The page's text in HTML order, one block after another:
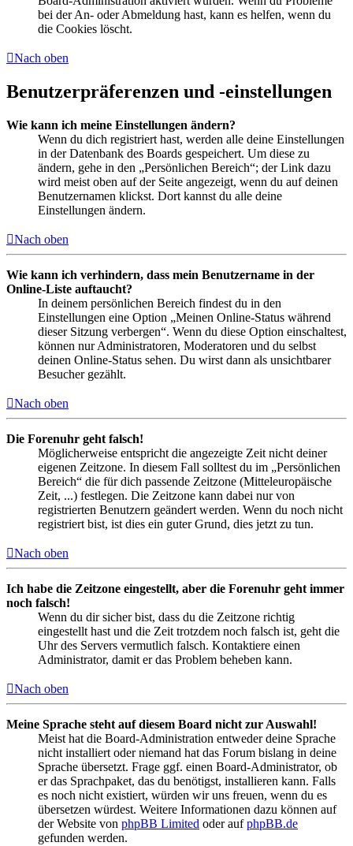
bei der An- oder Abmeldung hast, kann es helfen, wenn du
die Cookies löscht.
Nach oben
Benutzerpräferenzen und -einstellungen
Wie kann ich meine Einstellungen ändern?
Wenn du dich registriert hast, werden alle deine Einstellungen
in der Datenbank des Boards gespeichert. Um diese zu
ändern, gehe in den „Persönlichen Bereich“; der Link dazu
wird meist oben auf der Seite angezeigt, wenn du auf deinen
Benutzernamen klickst. Dort kannst du alle deine
Einstellungen ändern.
Nach oben
Wie kann ich verhindern, dass mein Benutzername in der
Online-Liste auftaucht?
In deinem persönlichen Bereich findest du in den
Einstellungen eine Option „Meinen Online-Status während
dieser Sitzung verbergen“. Wenn du diese Option einschaltest,
können nur Administratoren, Moderatoren und du selbst
deinen Online-Status sehen. Du wirst dann als unsichtbarer
Besucher gezählt.
Nach oben
Die Forenuhr geht falsch!
Möglicherweise entspricht die angezeigte Zeit nicht deiner
eigenen Zeitzone. In diesem Fall solltest du im „Persönlichen
Bereich“ die für dich passende Zeitzone (Mitteleuropäische
Zeit, ...) festlegen. Die Zeitzone kann dabei nur von
registrierten Benutzern geändert werden. Wenn du noch nicht
registriert bist, ist dies ein guter Grund, dies jetzt zu tun.
Nach oben
Ich habe die Zeitzone eingestellt, aber die Forenuhr geht immer
noch falsch!
Wenn du dir sicher bist, dass du die Zeitzone richtig
eingestellt hast und die Zeit trotzdem noch falsch ist, geht die
Uhr des Servers vermutlich falsch. Kontaktiere einen
Administrator, damit er das Problem beheben kann.
Nach oben
Meine Sprache steht auf diesem Board nicht zur Auswahl!
Meist hat die Board-Administration entweder deine Sprache
nicht installiert oder niemand hat das Forum bislang in deine
Sprache übersetzt. Frage ggf. einen Board-Administrator, ob
er das Sprachpaket, das du benötigst, installieren kann. Falls
es noch nicht existiert, würden wir uns freuen, wenn du es
übersetzen würdest. Weitere Informationen dazu können auf
der Website von phpBB Limited oder aufphpBB.de
gefunden werden.